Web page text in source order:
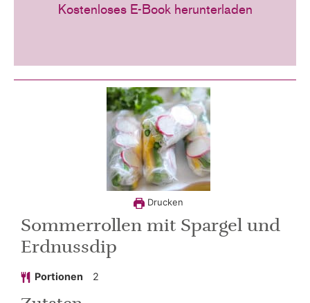
Kostenloses E-Book herunterladen
Drucken
Sommerrollen mit Spargel und
Erdnussdip
Portionen 2